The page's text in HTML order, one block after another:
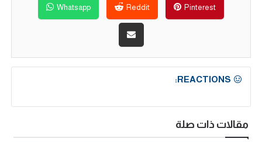
Pinterest
Reddit
Whatsapp
REACTIONS:
مقالات ذات صلة